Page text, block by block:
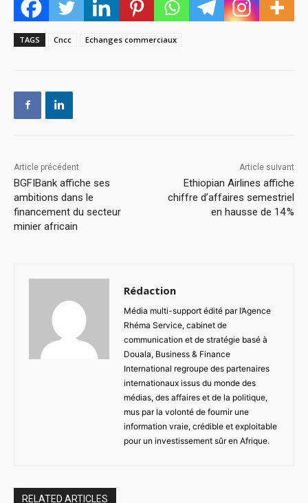
TAGS Cncc Echanges commerciaux
Article précédent
BGFIBank affiche ses
ambitions dans le
financement du secteur
minier africain
Article suivant
Ethiopian Airlines affiche
chiffre d’affaires semestriel
en hausse de 14 %
Rédaction
Média multi-support édité par l’Agence
Rhéma Service, cabinet de
communication et de stratégie basé à
Douala, Business & Finance
International regroupe des partenaires
internationaux issus du monde des
médias, des affaires et de la politique,
mus par la volonté de fournir une
information vraie, crédible et exploitable
pour un investissement sûr en Afrique.
RELATED ARTICLES